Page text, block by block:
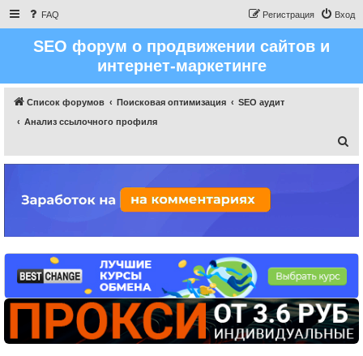
FAQ Вход
Регистрация
SEO форум о продвижении сайтов и
интернет-маркетинге
Список форумов Поисковая оптимизация
SEO аудит
Анализ ссылочного профиля